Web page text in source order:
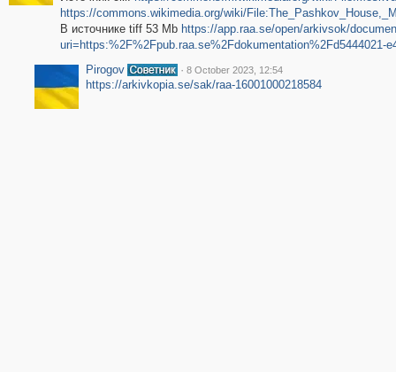
https://commons.wikimedia.org/wiki/
В источнике tiff 53 Mb https://app.raa.se/open/arkivsok/
uri=https:%2F%2Fpub.raa.se%2Fdokumentation%2Fd5444021-
Pirogov
· 8 October 2023, 12:54
https://arkivkopia.se/sak/raa-16001000218584